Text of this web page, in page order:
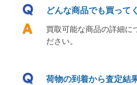
どんな商品でも買って
買取可能な商品の詳細に
ださい。
荷物の到着から査定結